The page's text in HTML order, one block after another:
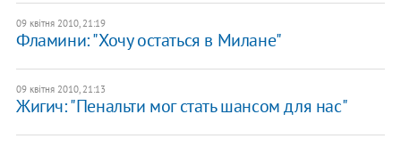
09 квітня 2010, 21:19
Фламини: "Хочу остаться в Милане"
09 квітня 2010, 21:13
Жигич: "Пенальти мог стать шансом для нас"